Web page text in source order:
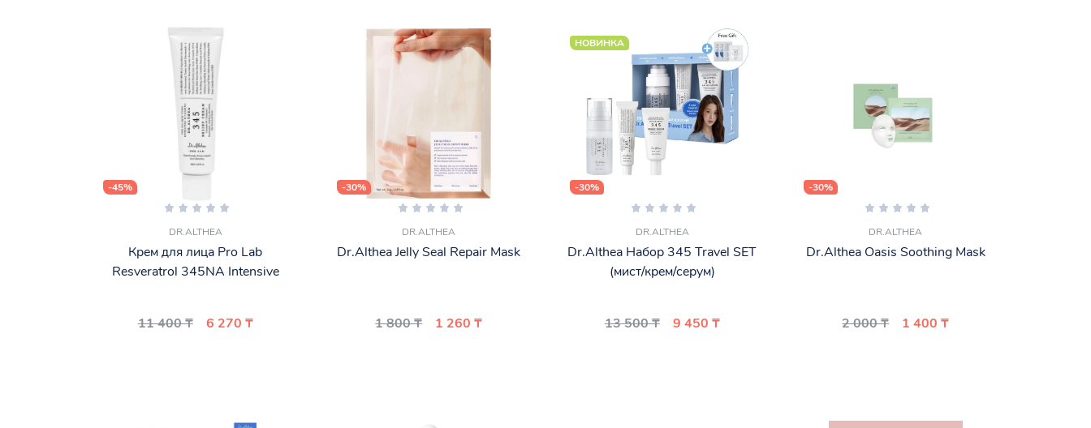
-45%
DR.ALTHEA
Крем для лица Pro Lab
Resveratrol 345NA Intensive
11 400 ₸ 6 270 ₸
-30%
DR.ALTHEA
Dr.Althea Jelly Seal Repair Mask
1 800 ₸ 1 260 ₸
НОВИНКА
-30%
DR.ALTHEA
Dr.Althea Набор 345 Travel SET
(мист/крем/серум)
13 500 ₸ 9 450 ₸
-30%
DR.ALTHEA
Dr.Althea Oasis Soothing Mask
2 000 ₸ 1 400 ₸